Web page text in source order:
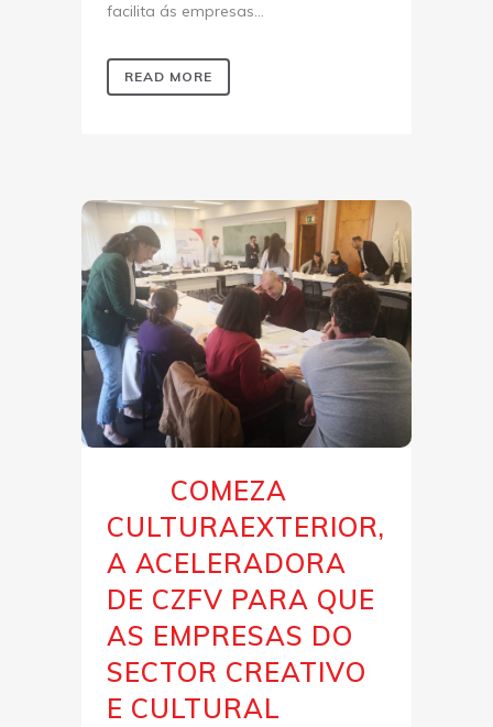
facilita ás empresas...
READ MORE
COMEZA
CULTURAEXTERIOR,
A ACELERADORA
DE CZFV PARA QUE
AS EMPRESAS DO
SECTOR CREATIVO
E CULTURAL